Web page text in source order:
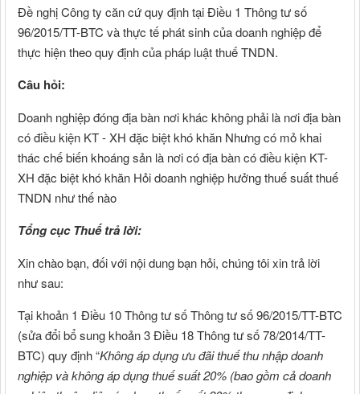
Đề nghị Công ty căn cứ quy định tại Điều 1 Thông tư số
96/2015/TT-BTC và thực tế phát sinh của doanh nghiệp để
thực hiện theo quy định của pháp luật thuế TNDN.
Câu hỏi:
Doanh nghiệp đóng địa bàn nơi khác không phải là nơi địa bàn
có điều kiện KT - XH đặc biệt khó khăn Nhưng có mỏ khai
thác chế biến khoáng sản là nơi có địa bàn có điều kiện KT-
XH đặc biệt khó khăn Hỏi doanh nghiệp hưởng thuế suất thuế
TNDN như thế nào
Tổng cục Thuế trả lời:
Xin chào bạn, đối với nội dung bạn hỏi, chúng tôi xin trả lời
như sau:
Tại khoản 1 Điều 10 Thông tư số Thông tư số 96/2015/TT-BTC
(sửa đổi bổ sung khoản 3 Điều 18 Thông tư số 78/2014/TT-
BTC) quy định “Không áp dụng ưu đãi thuế thu nhập doanh
nghiệp và không áp dụng thuế suất 20% (bao gồm cả doanh